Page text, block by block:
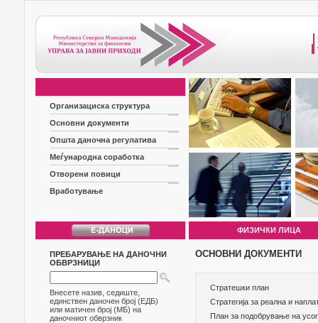
Организациска структура
Основни документи
Општа даночна регулатива
Меѓународна соработка
Отворени повици
Вработување
ФИЗИЧКИ ЛИЦА
ПРЕБАРУВАЊЕ НА ДАНОЧНИ
ОБВРЗНИЦИ
Внесете назив, седиште,
единствен даночен број (ЕДБ)
или матичен број (МБ) на
даночниот обврзник
ОСНОВНИ ДОКУМЕНТИ
Стратешки план
Стратегија за реална и
План за подобрување на